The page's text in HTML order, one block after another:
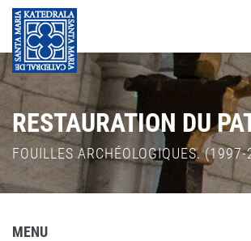
RESTAURATION DU
FOUILLES ARCHÉOLOGIQUES.
MENU